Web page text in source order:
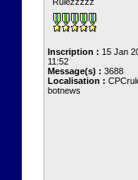
Inscription : 15 Jan
11:52
Message(s) : 3688
Localisation :
botnews